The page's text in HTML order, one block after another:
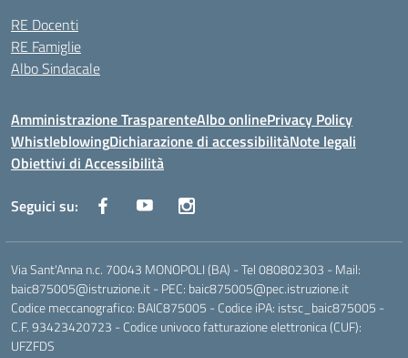
RE Docenti
RE Famiglie
Albo Sindacale
Amministrazione TrasparenteAlbo onlinePrivacy Policy
WhistleblowingDichiarazione di accessibilitàNote legali
Obiettivi di Accessibilità
Seguici su:
Via Sant'Anna n.c. 70043 MONOPOLI (BA) - Tel 080802303 - Mail:
baic875005@istruzione.it - PEC: baic875005@pec.istruzione.it
Codice meccanografico: BAIC875005 - Codice iPA: istsc_baic875005 -
C.F. 93423420723 - Codice univoco fatturazione elettronica (CUF):
UFZFDS